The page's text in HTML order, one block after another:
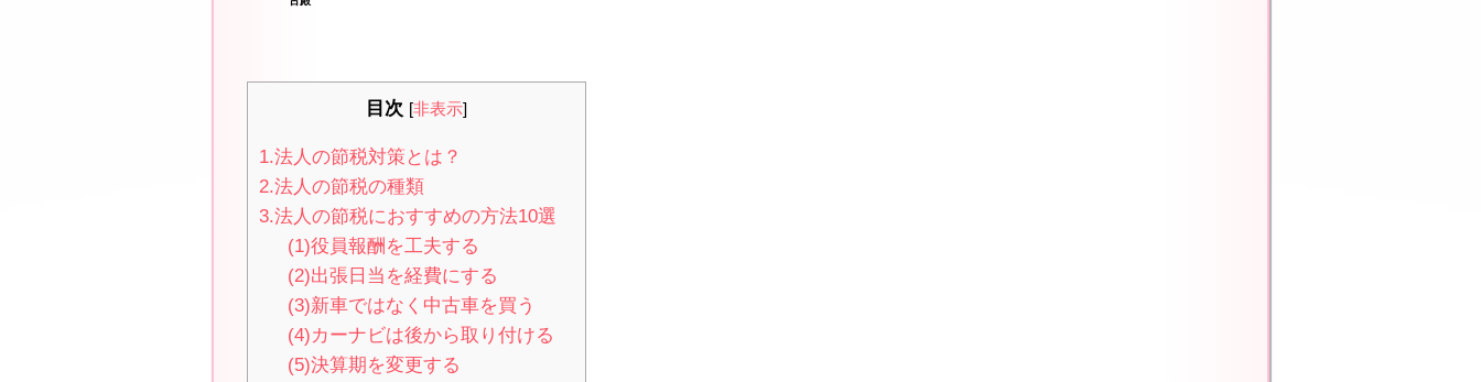
目次 [非表示]
1.法人の節税対策とは？
2.法人の節税の種類
3.法人の節税におすすめの方法10選
(1)役員報酬を工夫する
(2)出張日当を経費にする
(3)新車ではなく中古車を買う
(4)カーナビは後から取り付ける
(5)決算期を変更する